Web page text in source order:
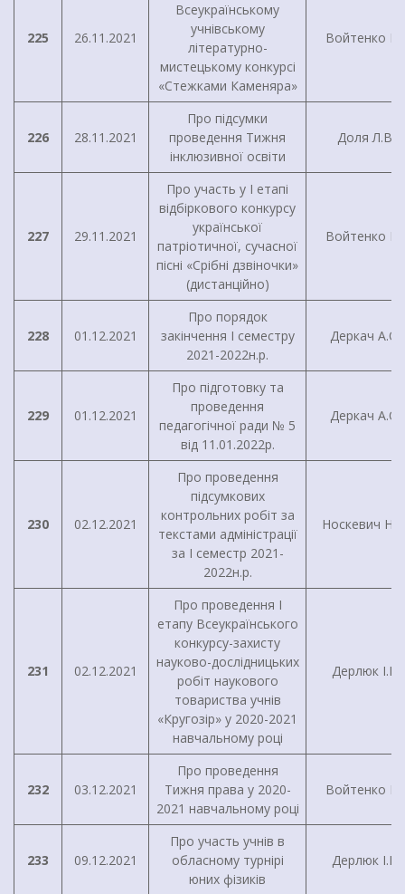
225 26.11.2021
Всеукраїнському
учнівському
літературно-
мистецькому конкурсі
«Стежками Каменяра»
Войтенко І.Г.
226 28.11.2021
Про підсумки
проведення Тижня
інклюзивної освіти
Доля Л.В.
227 29.11.2021
Про участь у I етапі
відбіркового конкурсу
української
патріотичної, сучасної
пісні «Срібні дзвіночки»
(дистанційно)
Войтенко І.Г.
228 01.12.2021
Про порядок
закінчення I семестру
2021-2022н.р.
Деркач А.О.
229 01.12.2021
Про підготовку та
проведення
педагогічної ради № 5
від 11.01.2022р.
Деркач А.О.
230 02.12.2021
Про проведення
підсумкових
контрольних робіт за
текстами адміністрації
за I семестр 2021-
2022н.р.
Носкевич
231 02.12.2021
Про проведення I
етапу Всеукраїнського
конкурсу-захисту
науково-дослідницьких
робіт наукового
товариства учнів
«Кругозір» у 2020-2021
навчальному році
Дерлюк І.В.
232 03.12.2021
Про проведення
Тижня права у 2020-
2021 навчальному році
Войтенко І.Г.
233 09.12.2021
Про участь учнів в
обласному турнірі
юних фізиків
Дерлюк І.В.